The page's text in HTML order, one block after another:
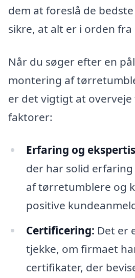
dem at foreslå de
sikre, at alt er i orden
Når du søger efter en
montering af
er det vigtigt at overveje
faktorer:
Erfaring og
der har solid
af tørretumblere og
positive
Certificering: Det er
tjekke, om firmaet
certifikater, der